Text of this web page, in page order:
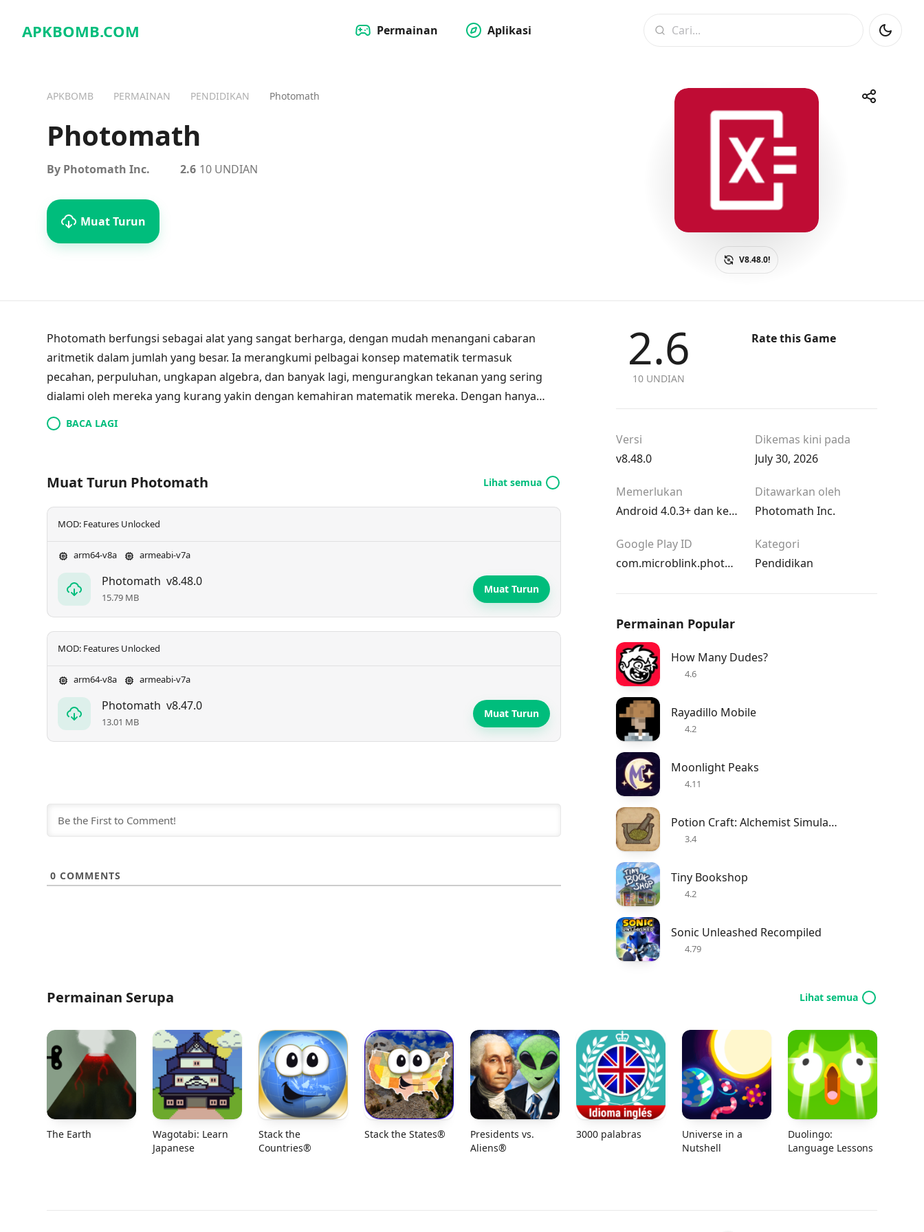
APKBOMB.COM Permainan
Aplikasi
APKBOMB PERMAINAN PENDIDIKAN Photomath Kongsi
TelegramFacebook
V8.48.0!
Photomath
By Photomath Inc.
Muat Turun
2.6 10 UNDIAN
Photomath berfungsi sebagai alat yang sangat berharga, dengan mudah menangani cabaran
aritmetik dalam jumlah yang besar. Ia merangkumi pelbagai konsep matematik termasuk
pecahan, perpuluhan, ungkapan algebra, dan banyak lagi, mengurangkan tekanan yang sering
dialami oleh mereka yang kurang yakin dengan kemahiran matematik mereka. Dengan hanya
mengimbas masalah menggunakan kamera, pengguna dapat dengan cepat menerima jawapan
yang tepat berserta penyelesaian yang komprehensif. Keupayaan aplikasi untuk menyalin,
BACA LAGI
Muat Turun Photomath Lihat semua
MOD: Features Unlocked
arm64-v8a armeabi-v7a
Photomath v8.48.0
15.79 MB
Muat Turun
MOD: Features Unlocked
arm64-v8a armeabi-v7a
Photomath v8.47.0
13.01 MB
Muat Turun
0 COMMENTS
2.6
10 UNDIAN
Rate this Game
Versi
v8.48.0
Dikemas kini pada
July 30, 2026
Memerlukan
Android 4.0.3+ dan ke atas
Ditawarkan oleh
Photomath Inc.
Google Play ID
com.microblink.photomath
Kategori
Pendidikan
Permainan Popular
How Many Dudes?
4.6
Rayadillo Mobile
4.2
Moonlight Peaks
4.11
Potion Craft: Alchemist Simulator
3.4
Tiny Bookshop
4.2
Sonic Unleashed Recompiled
4.79
Permainan Serupa Lihat semua
The Earth
Wagotabi: Learn
Japanese
Stack the
Countries®
Stack the States®
Presidents vs.
Aliens®
3000 palabras
Universe in a
Nutshell
Duolingo:
Language Lessons